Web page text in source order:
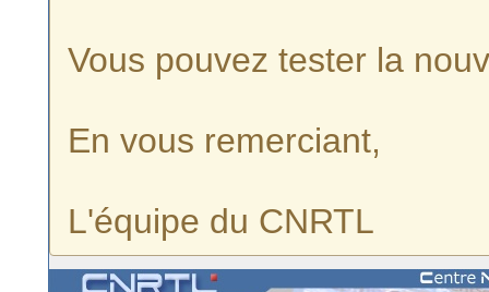
Vous pouvez tester la
En vous remerciant,
L'équipe du CNRTL